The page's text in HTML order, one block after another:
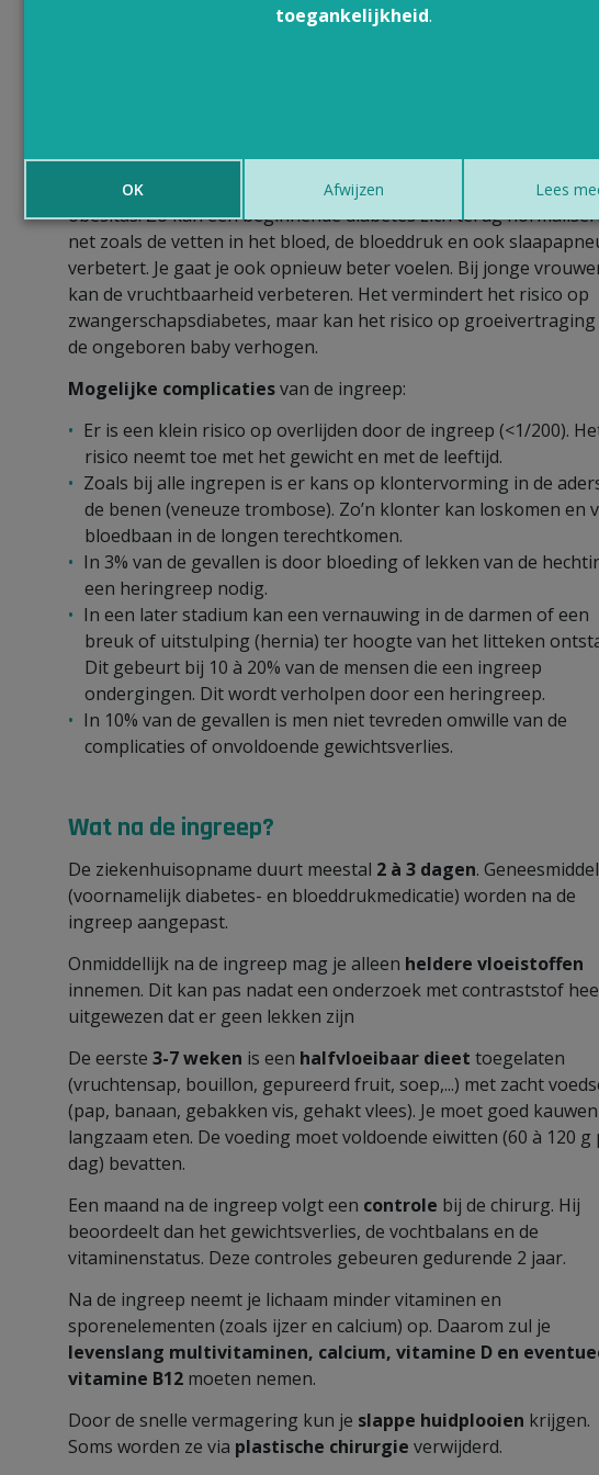
termijn gewicht te verliezen. Dit gewichtsverlies heeft
de gezondheid, vooral op vlak van ziekten die verband houden
obesitas. Zo kan een beginnende diabetes zich terug
net zoals de vetten in het bloed, de bloeddruk en ook
verbetert. Je gaat je ook opnieuw beter voelen. Bij jonge
kan de vruchtbaarheid verbeteren. Het vermindert het risico op
zwangerschapsdiabetes, maar kan het risico op
de ongeboren baby verhogen.
Mogelijke complicatiesvan de ingreep:
Er is een klein risico op overlijden door de ingreep (<1/200).
risico neemt toe met het gewicht en met de leeftijd.
Zoals bij alle ingrepen is er kans op klontervorming in de
de benen (veneuze trombose). Zo’n klonter kan loskomen en
bloedbaan in de longen terechtkomen.
In 3% van de gevallen is door bloeding of lekken van de
een heringreep nodig.
In een later stadium kan een vernauwing in de darmen of een
breuk of uitstulping (hernia) ter hoogte van het litteken
Dit gebeurt bij 10 à 20% van de mensen die een ingreep
ondergingen. Dit wordt verholpen door een heringreep.
In 10% van de gevallen is men niet tevreden omwille van de
complicaties of onvoldoende gewichtsverlies.
Wat na de ingreep?
De ziekenhuisopname duurt meestal 2 à 3 dagen.
(voornamelijk diabetes- en bloeddrukmedicatie) worden na de
ingreep aangepast.
Onmiddellijk na de ingreep mag je alleen heldere vloeistoffen
innemen. Dit kan pas nadat een onderzoek met contraststof
uitgewezen dat er geen lekken zijn
De eerste 3-7 weken is een halfvloeibaar dieet toegelaten
(vruchtensap, bouillon, gepureerd fruit, soep,...) met zacht
(pap, banaan, gebakken vis, gehakt vlees). Je moet goed
langzaam eten. De voeding moet voldoende eiwitten (60 à 120 g
dag) bevatten.
Een maand na de ingreep volgt een controle bij de chirurg. Hij
beoordeelt dan het gewichtsverlies, de vochtbalans en de
vitaminenstatus. Deze controles gebeuren gedurende 2 jaar.
Na de ingreep neemt je lichaam minder vitaminen en
sporenelementen (zoals ijzer en calcium) op. Daarom zul je
levenslang multivitaminen, calcium, vitamine D en
vitamine B12 moeten nemen.
Door de snelle vermagering kun je slappe huidplooien krijgen.
Soms worden ze via plastische chirurgie verwijderd.
toegankelijkheid.
OK Afwijzen Lees